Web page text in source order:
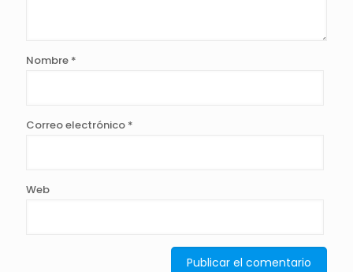
Nombre *
Correo electrónico *
Web